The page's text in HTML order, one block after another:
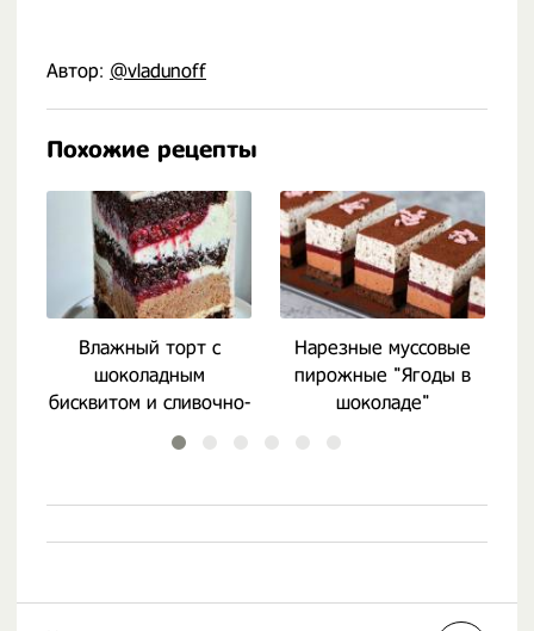
Автор: @vladunoff
Похожие рецепты
Влажный торт с
шоколадным
бисквитом и сливочно-
творожныи кремом
Нарезные муссовые
пирожные "Ягоды в
шоколаде"